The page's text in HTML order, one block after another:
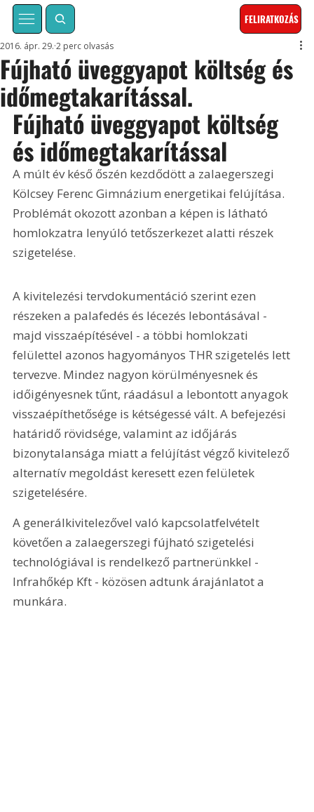
FELIRATKOZÁS
Fújható üveggyapot költség és
időmegtakarítással.
2016. ápr. 29. 2 perc olvasás
Fújható üveggyapot költség
és időmegtakarítással
A múlt év késő őszén kezdődött a zalaegerszegi
Kölcsey Ferenc Gimnázium energetikai felújítása.
Problémát okozott azonban a képen is látható
homlokzatra lenyúló tetőszerkezet alatti részek
szigetelése.
A kivitelezési tervdokumentáció szerint ezen
részeken a palafedés és lécezés lebontásával -
majd visszaépítésével - a többi homlokzati
felülettel azonos hagyományos THR szigetelés lett
tervezve. Mindez nagyon körülményesnek és
időigényesnek tűnt, ráadásul a lebontott anyagok
visszaépíthetősége is kétségessé vált. A befejezési
határidő rövidsége, valamint az időjárás
bizonytalansága miatt a felújítást végző kivitelező
alternatív megoldást keresett ezen felületek
szigetelésére.
A generálkivitelezővel való kapcsolatfelvételt
követően a zalaegerszegi fújható szigetelési
technológiával is rendelkező partnerünkkel -
Infrahőkép Kft - közösen adtunk árajánlatot a
munkára.